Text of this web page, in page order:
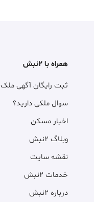
همراه با ۲نبش
ثبت رایگان آگهی ملک
سوال ملکی دارید؟
اخبار مسکن
وبلاگ ۲نبش
نقشه سایت
خدمات ۲نبش
درباره ۲نبش